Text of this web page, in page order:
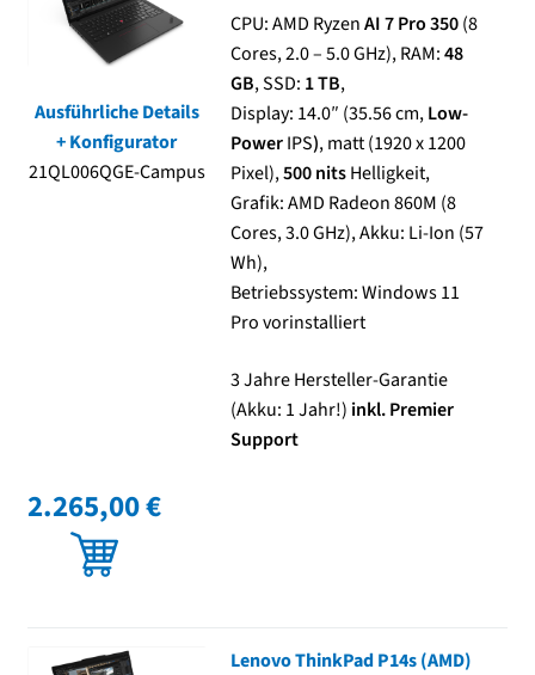
Mein Konto
Shop
Widerrufsbelehrung und Widerrufsfomular
Zahlungsarten
Ausführliche Details
+ Konfigurator
21QL006QGE-Campus
CPU: AMD RyzenAI 7 Pro 350(8
Cores, 2.0 – 5.0 GHz), RAM:48
GB, SSD: 1 TB,
Display: 14.0″ (35.56 cm,Low-
PowerIPS), matt (1920 x 1200
Pixel),500 nitsHelligkeit,
Grafik: AMD Radeon 860M (8
Cores, 3.0 GHz), Akku: Li-Ion (57
Wh),
Betriebssystem: Windows 11
Pro vorinstalliert
3 Jahre Hersteller-Garantie
(Akku: 1 Jahr!) inkl. Premier
Support
2.265,00 €
Lenovo ThinkPad P14s (AMD)